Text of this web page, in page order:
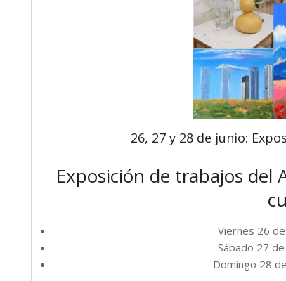
26, 27 y 28 de junio:
Exposición de trabajos
Viernes 26
Sábado 27
Domingo 28